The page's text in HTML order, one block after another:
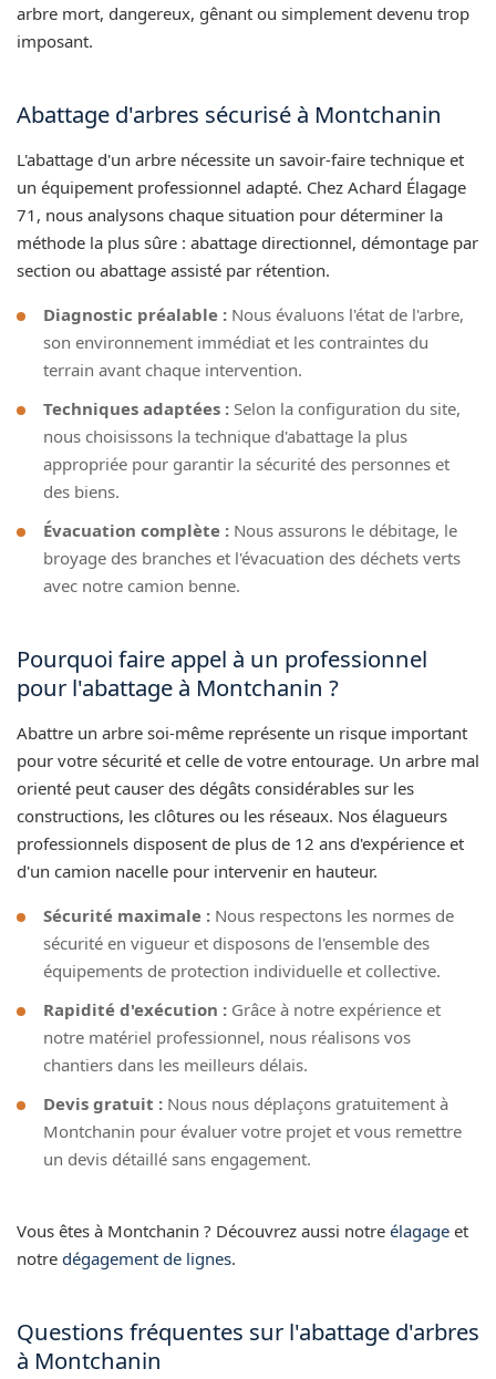
arbre mort, dangereux, gênant ou simplement devenu trop
imposant.
Abattage d'arbres sécurisé à Montchanin
L'abattage d'un arbre nécessite un savoir-faire technique et
un équipement professionnel adapté. Chez Achard Élagage
71, nous analysons chaque situation pour déterminer la
méthode la plus sûre : abattage directionnel, démontage par
section ou abattage assisté par rétention.
Diagnostic préalable : Nous évaluons l'état de l'arbre,
son environnement immédiat et les contraintes du
terrain avant chaque intervention.
Techniques adaptées : Selon la configuration du site,
nous choisissons la technique d'abattage la plus
appropriée pour garantir la sécurité des personnes et
des biens.
Évacuation complète : Nous assurons le débitage, le
broyage des branches et l'évacuation des déchets verts
avec notre camion benne.
Pourquoi faire appel à un professionnel
pour l'abattage à Montchanin ?
Abattre un arbre soi-même représente un risque important
pour votre sécurité et celle de votre entourage. Un arbre mal
orienté peut causer des dégâts considérables sur les
constructions, les clôtures ou les réseaux. Nos élagueurs
professionnels disposent de plus de 12 ans d'expérience et
d'un camion nacelle pour intervenir en hauteur.
Sécurité maximale : Nous respectons les normes de
sécurité en vigueur et disposons de l'ensemble des
équipements de protection individuelle et collective.
Rapidité d'exécution : Grâce à notre expérience et
notre matériel professionnel, nous réalisons vos
chantiers dans les meilleurs délais.
Devis gratuit : Nous nous déplaçons gratuitement à
Montchanin pour évaluer votre projet et vous remettre
un devis détaillé sans engagement.
Vous êtes à Montchanin ? Découvrez aussi notre élagage et
notre dégagement de lignes.
Questions fréquentes sur l'abattage d'arbres
à Montchanin